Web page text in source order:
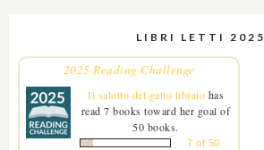
LIBRI LETTI 2025
2025 Reading Challenge
Il salotto del gatto libraio has
read 7 books toward her goal of
50 books.
7 of 50